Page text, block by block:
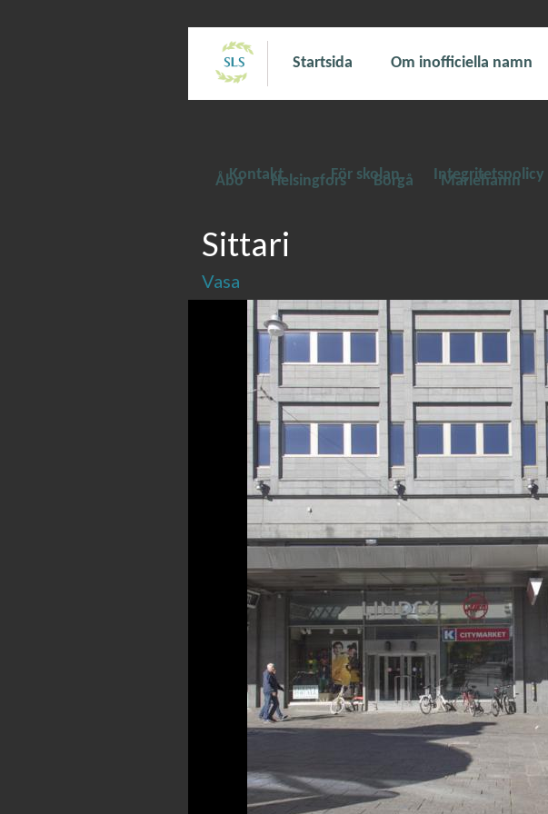
Startsida Om inofficiella namn
Åbo Helsingfors Borgå Mariehamn
Kontakt För skolan Integritetspolicy
Sittari
Vasa